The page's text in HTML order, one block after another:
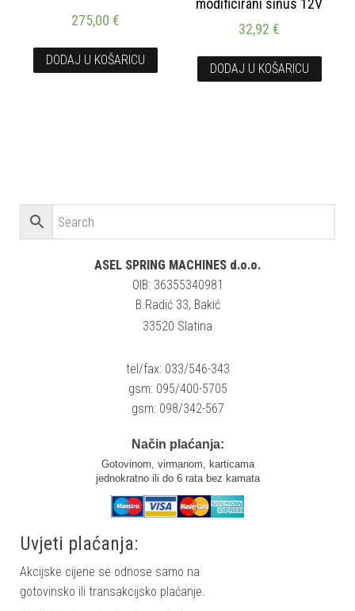
275,00€
DODAJ U KOŠARICU
modificirani sinus 12V
32,92€
DODAJ U KOŠARICU
ASEL SPRING MACHINES d.o.o.
OIB: 36355340981
B.Radić 33, Bakić
33520 Slatina
tel/fax: 033/546-343
gsm: 095/400-5705
gsm: 098/342-567
Način plaćanja:
Gotovinom, virmanom, karticama
jednokratno ili do 6 rata bez kamata
Uvjeti plaćanja:
Akcijske cijene se odnose samo na
gotovinsko ili transakcijsko plaćanje.